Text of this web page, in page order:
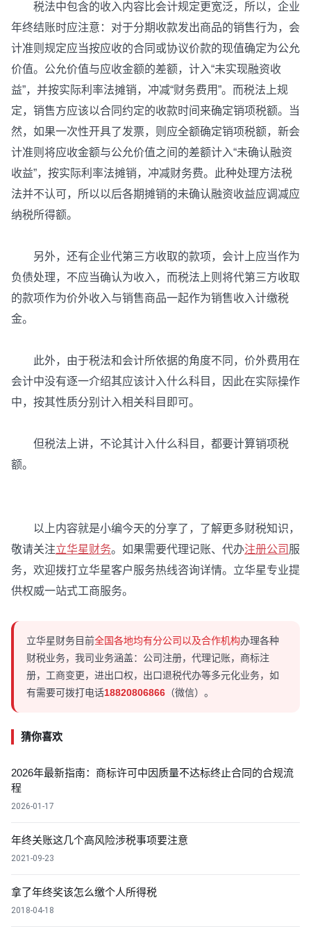
税法中包含的收入内容比会计规定更宽泛，所以，企业
年终结账时应注意：对于分期收款发出商品的销售行为，会
计准则规定应当按应收的合同或协议价款的现值确定为公允
价值。公允价值与应收金额的差额，计入“未实现融资收
益”，并按实际利率法摊销，冲减“财务费用”。而税法上规
定，销售方应该以合同约定的收款时间来确定销项税额。当
然，如果一次性开具了发票，则应全额确定销项税额，新会
计准则将应收金额与公允价值之间的差额计入“未确认融资
收益”，按实际利率法摊销，冲减财务费。此种处理方法税
法并不认可，所以以后各期摊销的未确认融资收益应调减应
纳税所得额。
另外，还有企业代第三方收取的款项，会计上应当作为
负债处理，不应当确认为收入，而税法上则将代第三方收取
的款项作为价外收入与销售商品一起作为销售收入计缴税
金。
此外，由于税法和会计所依据的角度不同，价外费用在
会计中没有逐一介绍其应该计入什么科目，因此在实际操作
中，按其性质分别计入相关科目即可。
但税法上讲，不论其计入什么科目，都要计算销项税
额。
以上内容就是小编今天的分享了，了解更多财税知识，
敬请关注立华星财务。如果需要代理记账、代办注册公司 服
务，欢迎拨打立华星客户服务热线咨询详情。立华星专业提
供权威一站式工商服务。
立华星财务目前全国各地均有分公司以及合作机构办理各种
财税业务，我司业务涵盖：公司注册，代理记账，商标注
册，工商变更，进出口权，出口退税代办等多元化业务，如
有需要可拨打电话18820806866 （微信）。
猜你喜欢
2026年最新指南：商标许可中因质量不达标终止合同的合规流
程
2026-01-17
年终关账这几个高风险涉税事项要注意
2021-09-23
拿了年终奖该怎么缴个人所得税
2018-04-18